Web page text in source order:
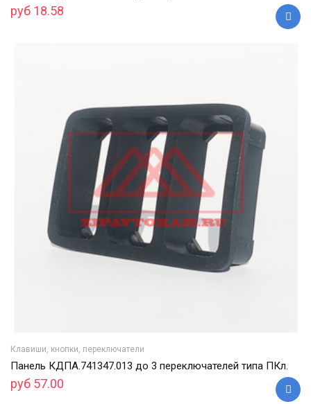
руб 18.58
Клавиши, кнопки, переключатели
Панель КДПА.741347.013 до 3 переключателей типа ПКл.
руб 57.00